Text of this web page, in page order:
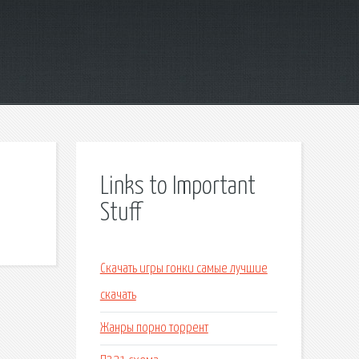
Links to Important
Stuff
Скачать игры гонки самые лучшие
скачать
Жанры порно торрент